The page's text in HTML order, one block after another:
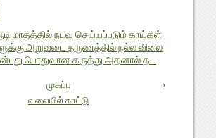
மாதத்தில் நடவு செய்யப்படும் காய்கள்
அறுவடை தருணத்தில் நல்ல விலை
பொதுவான கருத்து அதனால் த...
›
முகப்பு
வலையில் காட்டு